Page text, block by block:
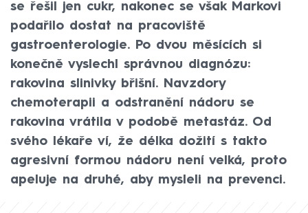
se řešil jen cukr, nakonec se však Markovi
podařilo dostat na pracoviště
gastroenterologie. Po dvou měsících si
konečně vyslechl správnou diagnózu:
rakovina slinivky břišní. Navzdory
chemoterapii a odstranění nádoru se
rakovina vrátila v podobě metastáz. Od
svého lékaře ví, že délka dožití s takto
agresivní formou nádoru není velká, proto
apeluje na druhé, aby mysleli na prevenci.